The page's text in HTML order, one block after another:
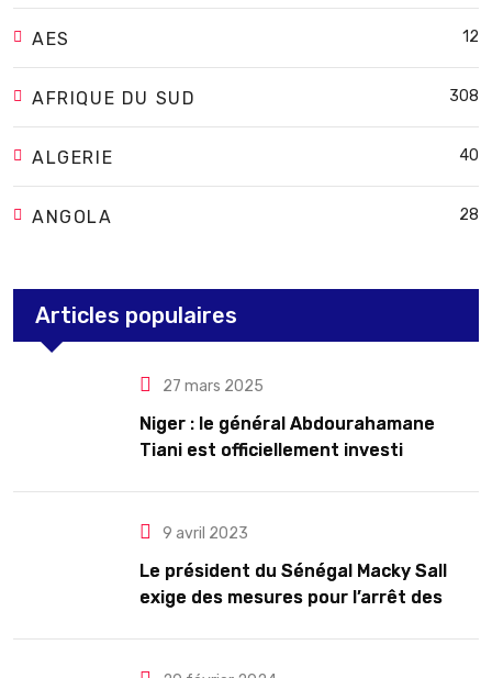
AES 12
AFRIQUE DU SUD 308
ALGERIE 40
ANGOLA 28
Articles populaires
27 mars 2025
Niger : le général Abdourahamane
Tiani est officiellement investi
9 avril 2023
Le président du Sénégal Macky Sall
exige des mesures pour l’arrêt des